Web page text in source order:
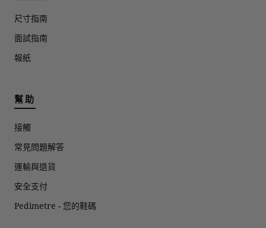
尺寸指南
面試指南
報紙
幫助
接觸
常見問題解答
運輸與退貨
安全支付
Pedimetre - 您的鞋碼